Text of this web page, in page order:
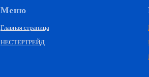
Меню
Главная страница
НЕСТЕРТРЕЙД